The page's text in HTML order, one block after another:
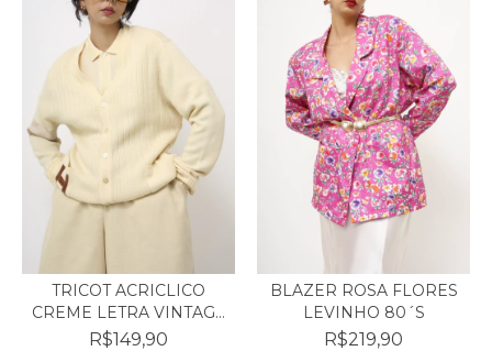
TRICOT ACRICLICO
CREME LETRA VINTAGE
VEN...
R$149,90
BLAZER ROSA FLORES
LEVINHO 80´S
R$219,90